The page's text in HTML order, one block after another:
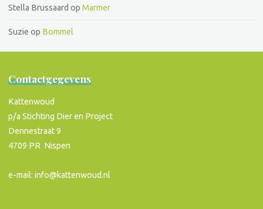
Stella Brussaard opMarmer
Suzie op Bommel
Contactgegevens
Kattenwoud
p/a Stichting Dier en Project
Dennestraat 9
4709 PR Nispen
e-mail: info@kattenwoud.nl